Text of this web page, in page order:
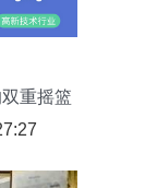
重摇篮